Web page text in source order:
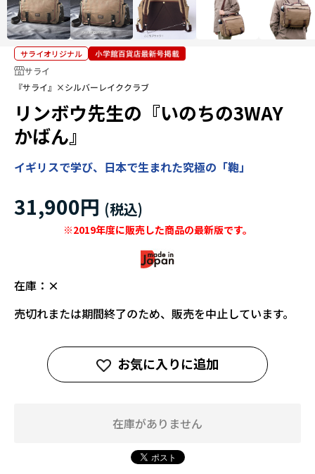
サライオリジナル
サライ
『サライ』×シルバーレイククラブ
リンボウ先生の『いのちの3WAY
かばん』
イギリスで学び、日本で生まれた究極の「鞄」
31,900円
※2019年度に販売した商品の最新版です。
在庫： ×
売切れまたは期間終了のため、販売を中止しています。
お気に入りに追加
在庫がありません